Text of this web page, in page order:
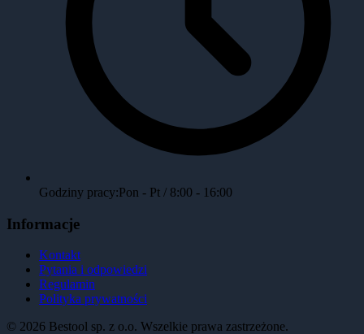
Godziny pracy:Pon - Pt / 8:00 - 16:00
Informacje
Kontakt
Pytania i odpowiedzi
Regulamin
Polityka prywatności
© 2026 Bestool sp. z o.o. Wszelkie prawa zastrzeżone.